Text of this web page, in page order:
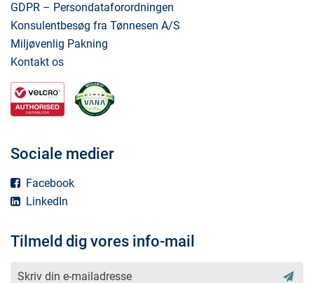
GDPR – Persondataforordningen
Konsulentbesøg fra Tønnesen A/S
Miljøvenlig Pakning
Kontakt os
Sociale medier
Facebook
LinkedIn
Tilmeld dig vores info-mail